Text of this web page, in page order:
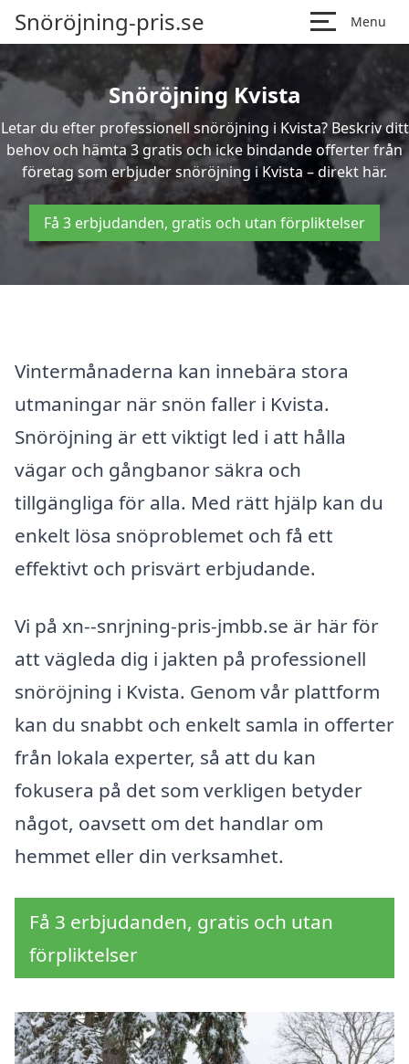
Snöröjning-pris.se Menu
Snöröjning Kvista
Letar du efter professionell snöröjning i Kvista? Beskriv ditt
behov och hämta 3 gratis och icke bindande offerter från
företag som erbjuder snöröjning i Kvista – direkt här.
Få 3 erbjudanden, gratis och utan förpliktelser
Vintermånaderna kan innebära stora
utmaningar när snön faller i Kvista.
Snöröjning är ett viktigt led i att hålla
vägar och gångbanor säkra och
tillgängliga för alla. Med rätt hjälp kan du
enkelt lösa snöproblemet och få ett
effektivt och prisvärt erbjudande.
Vi på xn--snrjning-pris-jmbb.se är här för
att vägleda dig i jakten på professionell
snöröjning i Kvista. Genom vår plattform
kan du snabbt och enkelt samla in offerter
från lokala experter, så att du kan
fokusera på det som verkligen betyder
något, oavsett om det handlar om
hemmet eller din verksamhet.
Få 3 erbjudanden, gratis och utan
förpliktelser